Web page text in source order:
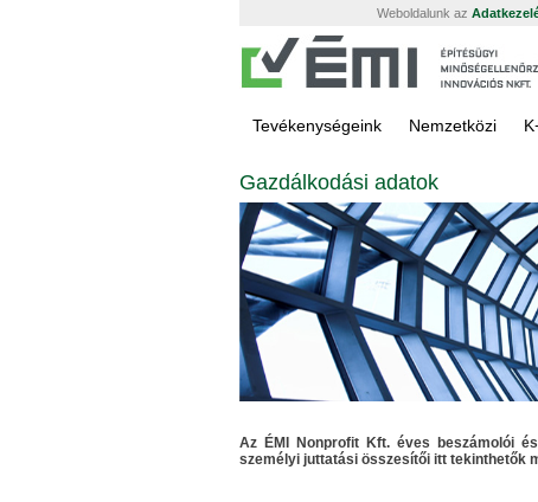
Weboldalunk az
Tevékenységeink Nemzetközi
Gazdálkodási adatok
Az ÉMI Nonprofit Kft. éves beszámolói
személyi juttatási összesítői itt tekinthetők